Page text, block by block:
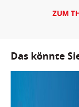
ZUM
Das könnte